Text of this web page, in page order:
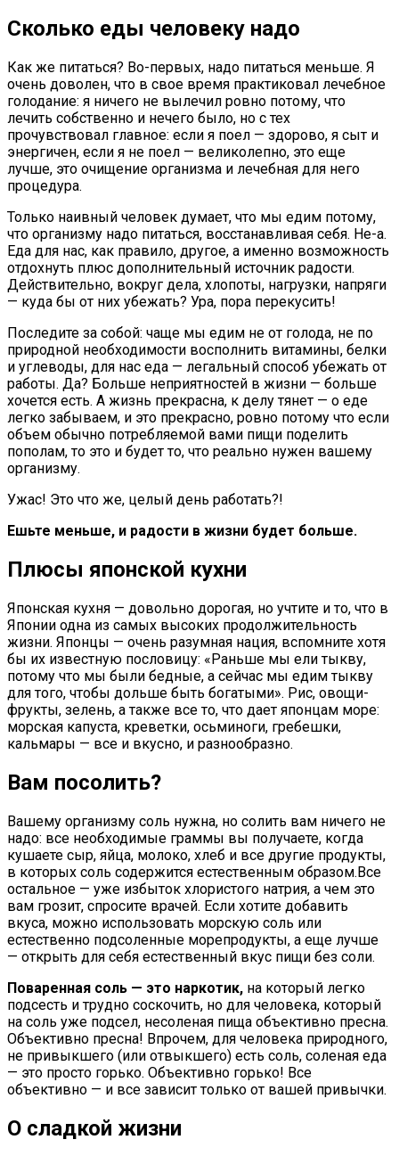
Сколько еды человеку надо
Как же питаться? Во-первых, надо питаться меньше. Я
очень доволен, что в свое время практиковал лечебное
голодание: я ничего не вылечил ровно потому, что
лечить собственно и нечего было, но с тех
прочувствовал главное: если я поел — здорово, я сыт и
энергичен, если я не поел — великолепно, это еще
лучше, это очищение организма и лечебная для него
процедура.
Только наивный человек думает, что мы едим потому,
что организму надо питаться, восстанавливая себя. Не-а.
Еда для нас, как правило, другое, а именно возможность
отдохнуть плюс дополнительный источник радости.
Действительно, вокруг дела, хлопоты, нагрузки, напряги
— куда бы от них убежать? Ура, пора перекусить!
Последите за собой: чаще мы едим не от голода, не по
природной необходимости восполнить витамины, белки
и углеводы, для нас еда — легальный способ убежать от
работы. Да? Больше неприятностей в жизни — больше
хочется есть. А жизнь прекрасна, к делу тянет — о еде
легко забываем, и это прекрасно, ровно потому что если
объем обычно потребляемой вами пищи поделить
пополам, то это и будет то, что реально нужен вашему
организму.
Ужас! Это что же, целый день работать?!
Ешьте меньше, и радости в жизни будет больше.
Плюсы японской кухни
Японская кухня — довольно дорогая, но учтите и то, что в
Японии одна из самых высоких продолжительность
жизни. Японцы — очень разумная нация, вспомните хотя
бы их известную пословицу: «Раньше мы ели тыкву,
потому что мы были бедные, а сейчас мы едим тыкву
для того, чтобы дольше быть богатыми». Рис, овощи-
фрукты, зелень, а также все то, что дает японцам море:
морская капуста, креветки, осьминоги, гребешки,
кальмары — все и вкусно, и разнообразно.
Вам посолить?
Вашему организму соль нужна, но солить вам ничего не
надо: все необходимые граммы вы получаете, когда
кушаете сыр, яйца, молоко, хлеб и все другие продукты,
в которых соль содержится естественным образом.Все
остальное — уже избыток хлористого натрия, а чем это
вам грозит, спросите врачей. Если хотите добавить
вкуса, можно использовать морскую соль или
естественно подсоленные морепродукты, а еще лучше
— открыть для себя естественный вкус пищи без соли.
Поваренная соль — это наркотик, на который легко
подсесть и трудно соскочить, но для человека, который
на соль уже подсел, несоленая пища объективно пресна.
Объективно пресна! Впрочем, для человека природного,
не привыкшего (или отвыкшего) есть соль, соленая еда
— это просто горько. Объективно горько! Все
объективно — и все зависит только от вашей привычки.
О сладкой жизни